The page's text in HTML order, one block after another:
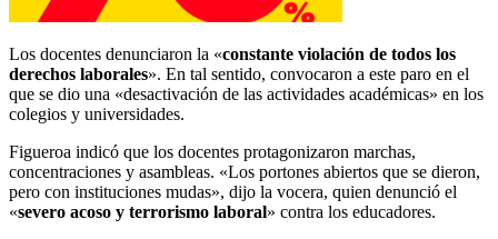
Los docentes denunciaron la «constante violación de todos los
derechos laborales». En tal sentido, convocaron a este paro en el
que se dio una «desactivación de las actividades académicas» en los
colegios y universidades.
Figueroa indicó que los docentes protagonizaron marchas,
concentraciones y asambleas. «Los portones abiertos que se dieron,
pero con instituciones mudas», dijo la vocera, quien denunció el
«severo acoso y terrorismo laboral» contra los educadores.